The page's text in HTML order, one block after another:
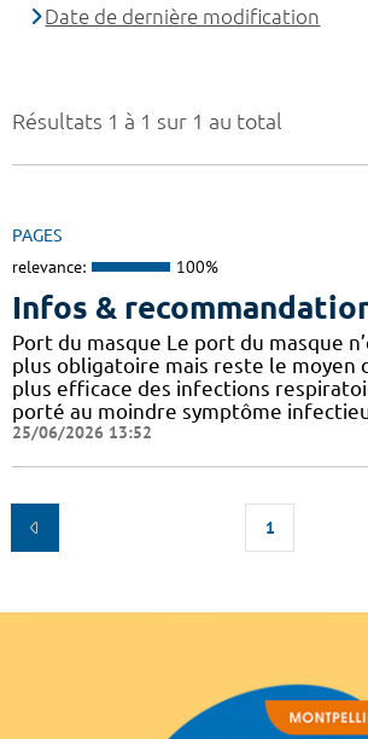
Résultats 1 à 1 sur 1 au total
PAGES
relevance: 100%
Infos &
Port du masque Le port du masque
plus obligatoire mais reste le moyen
plus efficace des infections
porté au moindre symptôme
25/06/2026 13:52
1
Date de dernière modification